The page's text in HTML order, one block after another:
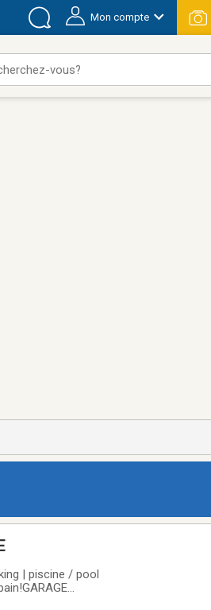
Mon compte
vous?
| piscine / pool